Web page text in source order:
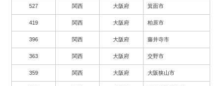
527 関西 大阪府 箕面市
419 関西 大阪府 柏原市
396 関西 大阪府 藤井寺市
363 関西 大阪府 交野市
359 関西 大阪府 大阪狭山市